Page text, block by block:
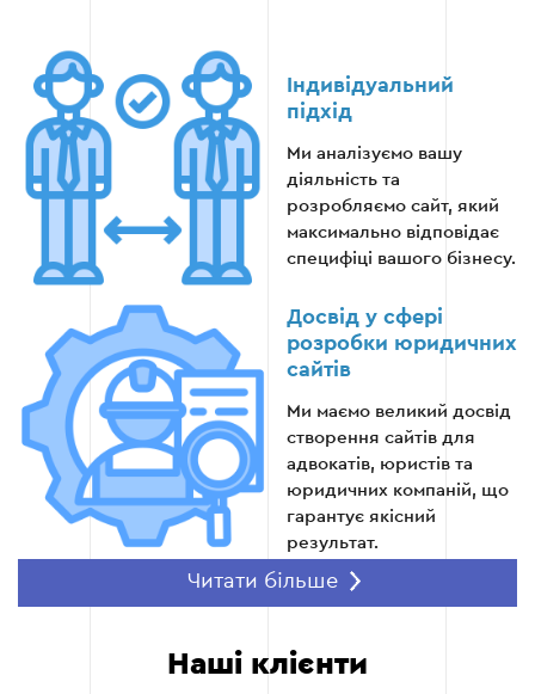
Етап 6 — Просування та підтримка
Налаштування SEO-оптимізації
Впровадження рекламних кампаній
Регулярне оновлення контенту
Надання технічної підтримки
Етап 6
Індивідуальний
підхід
Ми аналізуємо вашу
діяльність та
розробляємо сайт, який
максимально відповідає
специфіці вашого бізнесу.
Досвід у сфері
розробки юридичних
сайтів
Ми маємо великий досвід
створення сайтів для
адвокатів, юристів та
юридичних компаній, що
гарантує якісний
результат.
SEO-оптимізація
стратегії для
Читати більше
Наші клієнти